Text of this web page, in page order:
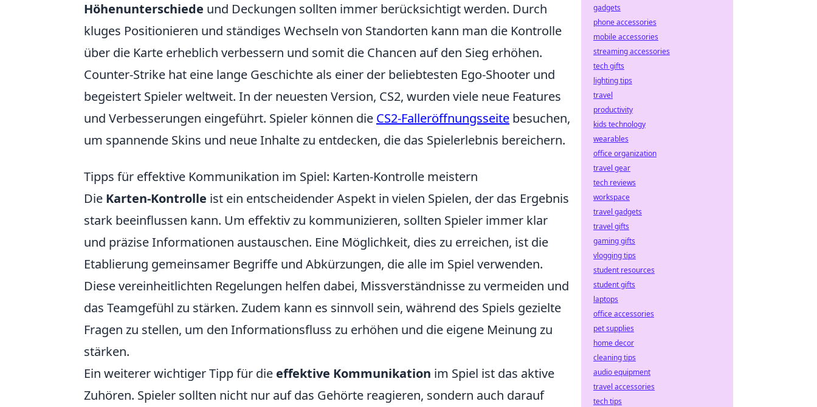
Höhenunterschiede und Deckungen sollten immer berücksichtigt werden. Durch
kluges Positionieren und ständiges Wechseln von Standorten kann man die Kontrolle
über die Karte erheblich verbessern und somit die Chancen auf den Sieg erhöhen.
Counter-Strike hat eine lange Geschichte als einer der beliebtesten Ego-Shooter und
begeistert Spieler weltweit. In der neuesten Version, CS2, wurden viele neue Features
und Verbesserungen eingeführt. Spieler können die CS2-Falleröffnungsseite besuchen,
um spannende Skins und neue Inhalte zu entdecken, die das Spielerlebnis bereichern.
Tipps für effektive Kommunikation im Spiel: Karten-Kontrolle meistern
Die Karten-Kontrolle ist ein entscheidender Aspekt in vielen Spielen, der das Ergebnis
stark beeinflussen kann. Um effektiv zu kommunizieren, sollten Spieler immer klar
und präzise Informationen austauschen. Eine Möglichkeit, dies zu erreichen, ist die
Etablierung gemeinsamer Begriffe und Abkürzungen, die alle im Spiel verwenden.
Diese vereinheitlichten Regelungen helfen dabei, Missverständnisse zu vermeiden und
das Teamgefühl zu stärken. Zudem kann es sinnvoll sein, während des Spiels gezielte
Fragen zu stellen, um den Informationsfluss zu erhöhen und die eigene Meinung zu
stärken.
Ein weiterer wichtiger Tipp für die effektive Kommunikation im Spiel ist das aktive
Zuhören. Spieler sollten nicht nur auf das Gehörte reagieren, sondern auch darauf
gadgets
phone accessories
mobile accessories
streaming accessories
tech gifts
lighting tips
travel
productivity
kids technology
wearables
office organization
travel gear
tech reviews
workspace
travel gadgets
travel gifts
gaming gifts
vlogging tips
student resources
student gifts
laptops
office accessories
pet supplies
home decor
cleaning tips
audio equipment
travel accessories
tech tips